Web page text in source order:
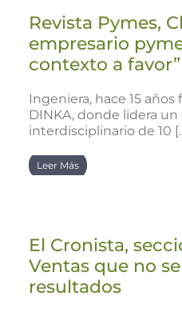
Revista Pymes,
empresario
contexto a favor”
Ingeniera, hace 15
DINKA, donde lidera
interdisciplinario de 10
Leer Más
El Cronista,
Ventas que no
resultados